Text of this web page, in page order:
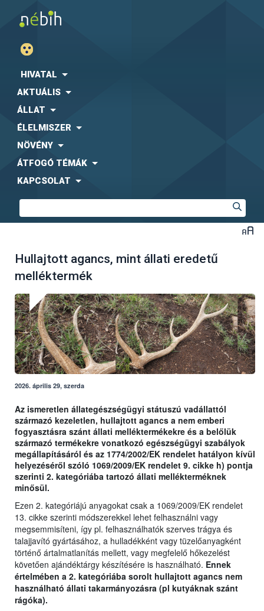
HIVATAL
AKTUÁLIS
ÁLLAT
ÉLELMISZER
NÖVÉNY
ÁTFOGÓ TÉMÁK
KAPCSOLAT
Hullajtott agancs, mint állati eredetű
melléktermék
2026. április 29, szerda
Az ismeretlen állategészségügyi státuszú vadállattól
származó kezeletlen, hullajtott agancs a nem emberi
fogyasztásra szánt állati melléktermékekre és a belőlük
származó termékekre vonatkozó egészségügyi szabályok
megállapításáról és az 1774/2002/EK rendelet hatályon kívül
helyezéséről szóló 1069/2009/EK rendelet 9. cikke h) pontja
szerinti 2. kategóriába tartozó állati mellékterméknek
minősül.
Ezen 2. kategóriájú anyagokat csak a 1069/2009/EK rendelet
13. cikke szerinti módszerekkel lehet felhasználni vagy
megsemmisíteni, így pl. felhasználhatók szerves trágya és
talajjavító gyártásához, a hulladékként vagy tüzelőanyagként
történő ártalmatlanítás mellett, vagy megfelelő hőkezelést
követően ajándéktárgy készítésére is használható. Ennek
értelmében a 2. kategóriába sorolt hullajtott agancs nem
használható állati takarmányozásra (pl kutyáknak szánt
rágóka).